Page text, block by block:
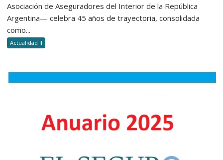
Asociación de Aseguradores del Interior de la República
Argentina— celebra 45 años de trayectoria, consolidada
como...
Actualidad II